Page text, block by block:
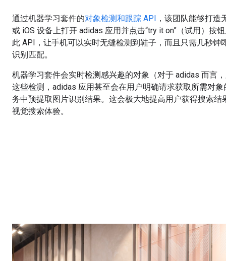
通过机器学习套件的对象检测和跟踪 API ，该团队能够打造
或 iOS 设备上打开 adidas 应用并点击“try it on”（试用）按
此 API，让手机可以实时无缝检测到鞋子，而且只需几秒钟
识别匹配。
机器学习套件会实时检测感兴趣的对象（对于 adidas 而言
这些检测，adidas 应用甚至会在用户明确请求获取所需对
务中预提取图片识别结果。这会极大地提高用户获得搜索结
视觉搜索体验。